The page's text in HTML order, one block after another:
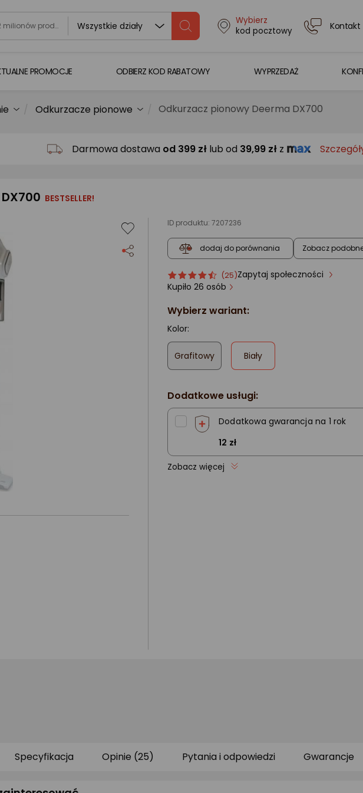
Wszystkie działy
Wybierz
kod pocztowy
Kontakt
PROMOCJE ODBIERZ KOD RABATOWY WYPRZEDAŻ
Odkurzacze pionowe Odkurzacz pionowy Deerma DX700
Darmowa dostawa od 399 zł lub od 39,99 zł z
BESTSELLER!
ID produktu: 7207236
dodaj do porównania Zobacz
ocena
produktu
gwiazdki
Ocena
produktu
(25)Zapytaj społeczności
Kupiło 26 osób
Wybierz wariant:
Kolor:
Grafitowy Biały
zaznaczone
Dodatkowe usługi:
Dodatkowa gwarancja na 1 rok
12 zł
Zobacz więcej
Specyfikacja Opinie (25) Pytania i odpowiedzi Gwarancje